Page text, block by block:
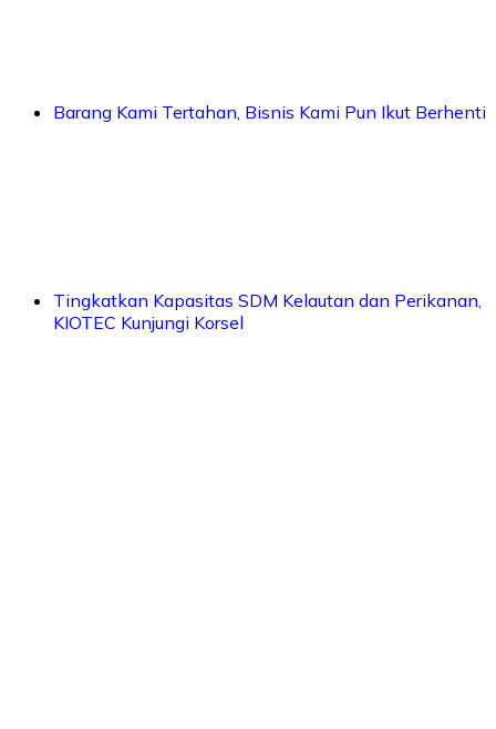
Barang Kami Tertahan, Bisnis Kami Pun Ikut Berhenti
Tingkatkan Kapasitas SDM Kelautan dan Perikanan,
KIOTEC Kunjungi Korsel